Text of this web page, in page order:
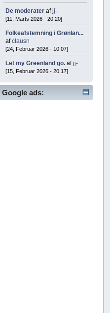
De moderater afjj-
[11, Marts 2026 - 20:20]
Folkeafstemning i Grønlan...
afclausn
[24, Februar 2026 - 10:07]
Let my Greenland go. afjj-
[15, Februar 2026 - 20:17]
Google ads: